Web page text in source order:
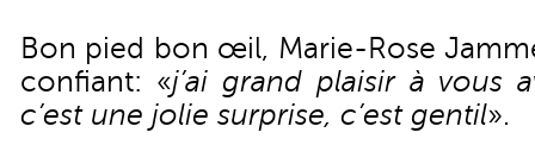
Bon pied bon œil, Marie-Rose
confiant: «j’ai grand plaisir à vous
c’est une jolie surprise, c’est gentil».